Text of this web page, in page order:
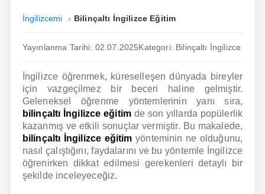
En Ucuz İngilizce
En Uygun İngilizce
Hipnozla İngilizce
Hızlı İngilizce
İngilizcemi Bilinçaltı İngilizce Eğitim
Yayınlanma Tarihi: 02.07.2025Kategori: Bilinçaltı İngilizce
İngilizce öğrenmek, küreselleşen dünyada bireyler
için vazgeçilmez bir beceri haline gelmiştir.
Geleneksel öğrenme yöntemlerinin yanı sıra,
bilinçaltı İngilizce eğitim de son yıllarda popülerlik
kazanmış ve etkili sonuçlar vermiştir. Bu makalede,
bilinçaltı İngilizce eğitim yönteminin ne olduğunu,
nasıl çalıştığını, faydalarını ve bu yöntemle İngilizce
öğrenirken dikkat edilmesi gerekenleri detaylı bir
şekilde inceleyeceğiz.